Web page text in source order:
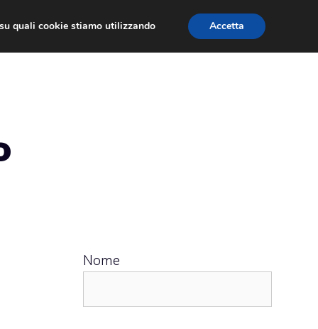
Nome
quali cookie stiamo utilizzando Accetta